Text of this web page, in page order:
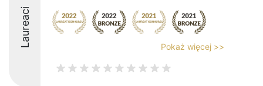
Laureaci Pokaż więcej >>